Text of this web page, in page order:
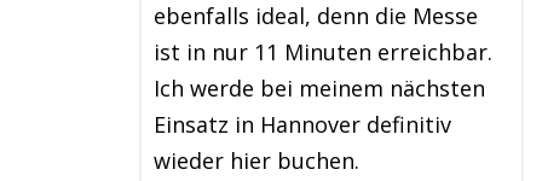
ebenfalls ideal, denn die Messe
ist in nur 11 Minuten erreichbar.
Ich werde bei meinem nächsten
Einsatz in Hannover definitiv
wieder hier buchen.